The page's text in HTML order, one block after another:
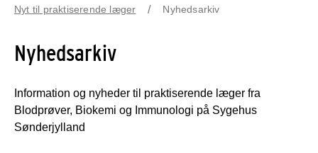
Nyt til praktiserende læger
Nyhedsarkiv
Nyhedsarkiv
Information og nyheder til praktiserende læger fra
Blodprøver, Biokemi og Immunologi på Sygehus
Sønderjylland